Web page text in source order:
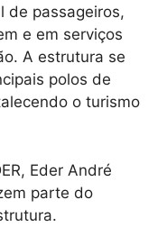
de passageiros,
e em serviços
A estrutura se
polos de
o turismo
Eder André
parte do